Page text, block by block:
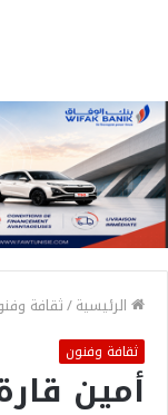
الرئيسية/ثقافة
ثقافة وفنون
أمين